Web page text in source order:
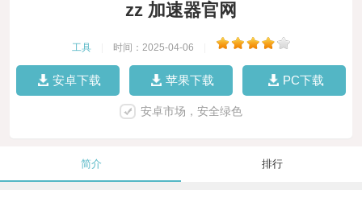
zz 加速器官网
工具 时间：2025-04-06
安卓下载 苹果下载 PC下载
安卓市场，安全绿色
简介 排行